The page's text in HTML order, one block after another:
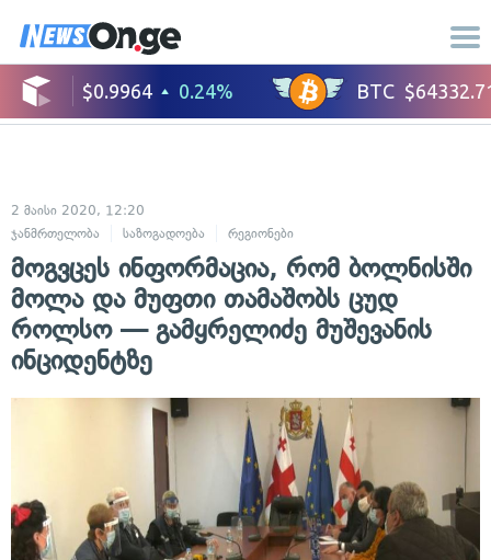
2 მაისი 2020, 12:20
ჯანმრთელობა
საზოგადოება რეგიონები
მოგვცეს ინფორმაცია, რომ ბოლნისში
მოლა და მუფთი თამაშობს ცუდ
როლსო — გამყრელიძე მუშევანის
ინციდენტზე